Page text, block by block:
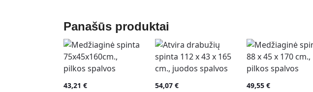
Panašūs produktai
43,21 € 54,07 € 49,55 €